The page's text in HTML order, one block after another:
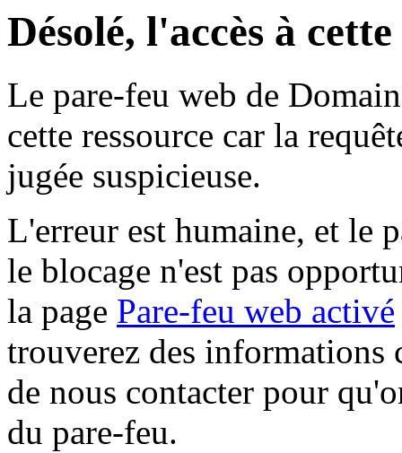
Désolé, l'accès à
Le pare-feu web de
cette ressource car la
jugée suspicieuse.
L'erreur est humaine, et le
le blocage n'est pas
la page Pare-feu web activé
trouverez des informations
de nous contacter pour
du pare-feu.